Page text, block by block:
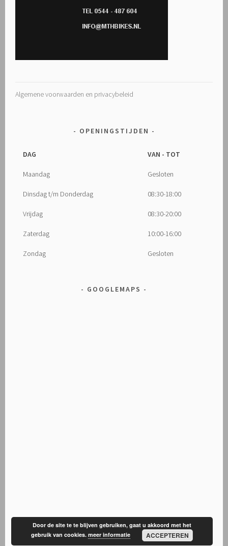
Algemene voorwaarden en privacybeleid
OPENINGSTIJDEN
DAG VAN - TOT
Maandag Gesloten
Dinsdag t/m Donderdag 08:30-18:00
Vrijdag 08:30-20:00
Zaterdag 10:00-16:00
Zondag Gesloten
GOOGLEMAPS
Door de site te te blijven gebruiken, gaat u akkoord met het
gebruik van cookies.meer informatie ACCEPTEREN